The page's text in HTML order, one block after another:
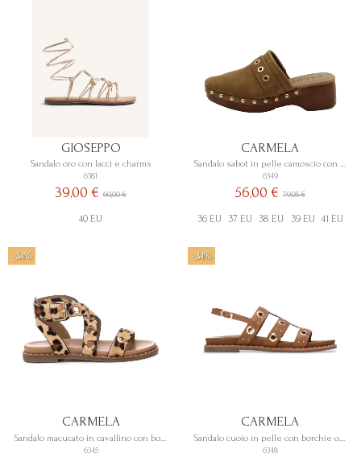
Sandalo oro con lacci e charms
GIOSEPPO
6381
39,00 €60,00 €
40 EU
Sandalo sabot in pelle camoscio con borchie
CARMELA
6349
56,00 € 79,95 €
36 EU 37 EU 38 EU 39 EU 41 EU
-34%
CARMELA
6345
-34%
CARMELA
6348